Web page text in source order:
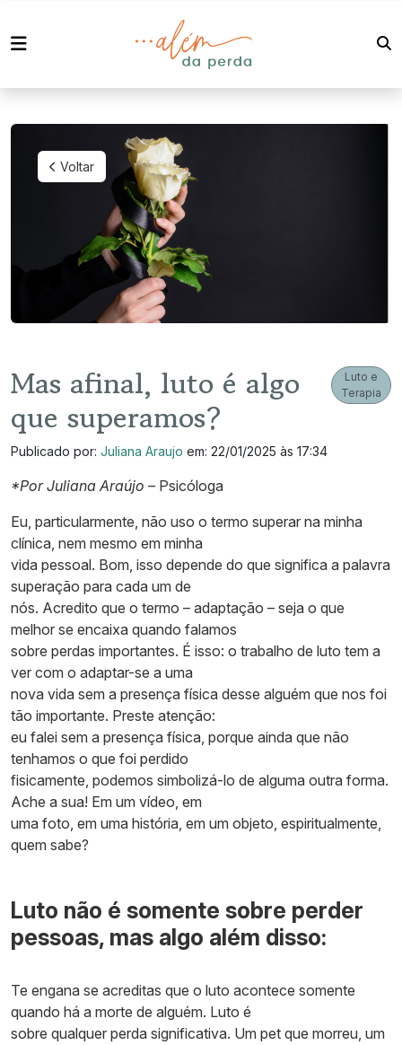
Voltar
Mas afinal, luto é algo
que superamos?
Luto e
Terapia
Publicado por: Juliana Araujo em: 22/01/2025 às 17:34
*Por Juliana Araújo – Psicóloga
Eu, particularmente, não uso o termo superar na minha
clínica, nem mesmo em minha
vida pessoal. Bom, isso depende do que significa a palavra
superação para cada um de
nós. Acredito que o termo – adaptação – seja o que
melhor se encaixa quando falamos
sobre perdas importantes. É isso: o trabalho de luto tem a
ver com o adaptar-se a uma
nova vida sem a presença física desse alguém que nos foi
tão importante. Preste atenção:
eu falei sem a presença física, porque ainda que não
tenhamos o que foi perdido
fisicamente, podemos simbolizá-lo de alguma outra forma.
Ache a sua! Em um vídeo, em
uma foto, em uma história, em um objeto, espiritualmente,
quem sabe?
Luto não é somente sobre perder
pessoas, mas algo além disso:
Te engana se acreditas que o luto acontece somente
quando há a morte de alguém. Luto é
sobre qualquer perda significativa. Um pet que morreu, um